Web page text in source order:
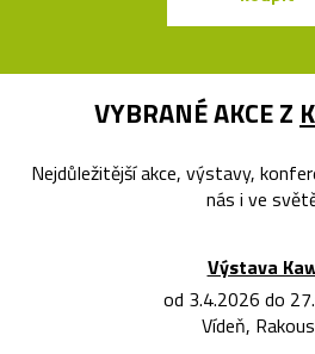
VYBRANÉ AKCE Z
Nejdůležitější akce, výstavy,
nás i ve
Výstava
od 3.4.2026 do
Vídeň,